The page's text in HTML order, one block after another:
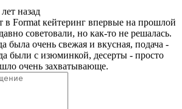
назад
в Format кейтеринг впервые на прошлой
советовали, но как-то не решалась.
была очень свежая и вкусная, подача -
были с изюминкой, десерты - просто
очень захватывающе.